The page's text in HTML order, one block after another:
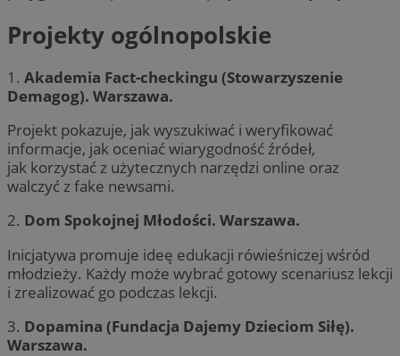
Projekty ogólnopolskie
1. Akademia Fact-checkingu (Stowarzyszenie
Demagog). Warszawa.
Projekt pokazuje, jak wyszukiwać i weryfikować
informacje, jak oceniać wiarygodność źródeł,
jak korzystać z użytecznych narzędzi online oraz
walczyć z fake newsami.
2. Dom Spokojnej Młodości. Warszawa.
Inicjatywa promuje ideę edukacji rówieśniczej wśród
młodzieży. Każdy może wybrać gotowy scenariusz lekcji
i zrealizować go podczas lekcji.
3. Dopamina (Fundacja Dajemy Dzieciom Siłę).
Warszawa.